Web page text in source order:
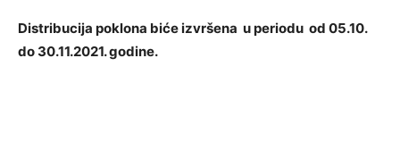
Distribucija poklona biće izvršena u periodu od 05.10.
do 30.11.2021. godine.